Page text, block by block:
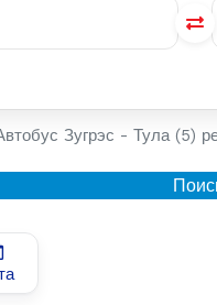
Зугрэс - Тула (5)